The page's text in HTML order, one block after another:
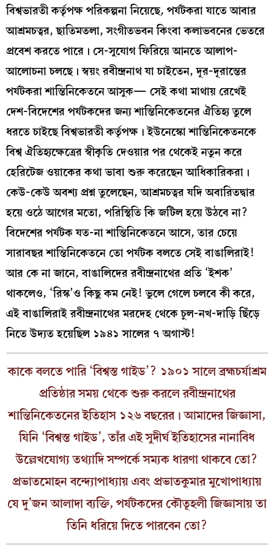
বিশ্বভারতী কর্তৃপক্ষ পরিকল্পনা নিয়েছে, পর্যটকরা যাতে আবার
আশ্রমচত্বর, ছাতিমতলা, সংগীতভবন কিংবা কলাভবনের ভেতরে
প্রবেশ করতে পারে। সে-সুযোগ ফিরিয়ে আনতে আলাপ-
আলোচনা চলছে। স্বয়ং রবীন্দ্রনাথ যা চাইতেন, দূর-দূরান্তের
পর্যটকরা শান্তিনিকেতনে আসুক— সেই কথা মাথায় রেখেই
দেশ-বিদেশের পর্যটকদের জন্য শান্তিনিকেতনের ঐতিহ্য তুলে
ধরতে চাইছে বিশ্বভারতী কর্তৃপক্ষ। ইউনেস্কো শান্তিনিকেতনকে
বিশ্ব ঐতিহ্যক্ষেত্রের স্বীকৃতি দেওয়ার পর থেকেই নতুন করে
হেরিটেজ ওয়াকের কথা ভাবা শুরু করেছেন আধিকারিকরা।
কেউ-কেউ অবশ্য প্রশ্ন তুলেছেন, আশ্রমচত্বর যদি অবারিতদ্বার
হয়ে ওঠে আগের মতো, পরিস্থিতি কি জটিল হয়ে উঠবে না?
বিদেশের পর্যটক যত-না শান্তিনিকেতনে আসে, তার চেয়ে
সারাবছর শান্তিনিকেতনে তো পর্যটক বলতে সেই বাঙালিরাই!
আর কে না জানে, বাঙালিদের রবীন্দ্রনাথের প্রতি ‘ইশক’
থাকলেও, ‘রিস্ক’ও কিছু কম নেই! ভুলে গেলে চলবে কী করে,
এই বাঙালিরাই রবীন্দ্রনাথের মরদেহ থেকে চুল-নখ-দাড়ি ছিঁড়ে
নিতে উদ্যত হয়েছিল ১৯৪১ সালের ৭ অগাস্ট!
কাকে বলতে পারি ‘বিশ্বস্ত গাইড’? ১৯০১ সালে ব্রহ্মচর্যাশ্রম
প্রতিষ্ঠার সময় থেকে শুরু করলে রবীন্দ্রনাথের
শান্তিনিকেতনের ইতিহাস ১২৬ বছরের। আমাদের জিজ্ঞাসা,
যিনি ‘বিশ্বস্ত গাইড’, তাঁর এই সুদীর্ঘ ইতিহাসের নানাবিধ
উল্লেখযোগ্য তথ্যাদি সম্পর্কে সম্যক ধারণা থাকবে তো?
প্রভাতমোহন বন্দ্যোপাধ্যায় এবং প্রভাতকুমার মুখোপাধ্যায়
যে দু’জন আলাদা ব্যক্তি, পর্যটকদের কৌতূহলী জিজ্ঞাসায় তা
তিনি ধরিয়ে দিতে পারবেন তো?